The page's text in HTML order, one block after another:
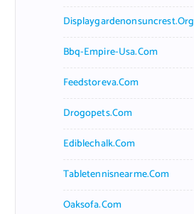
Displaygardenonsuncrest.org
Bbq-Empire-Usa.com
Feedstoreva.com
Drogopets.com
Ediblechalk.com
Tabletennisnearme.com
Oaksofa.com